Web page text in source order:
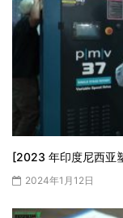
[2023 年印度尼西亚
2024年1月12日